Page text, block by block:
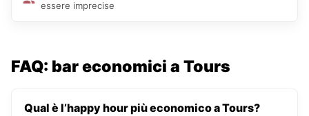
essere imprecise
FAQ: bar economici a Tours
Qual è l’happy hour più economico a Tours?